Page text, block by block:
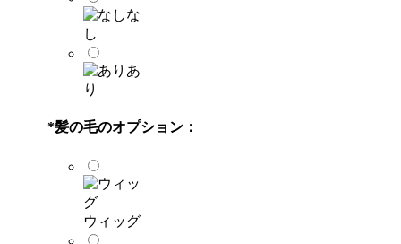
な
し
あ
り
*髪の毛のオプション：
ウィッグ